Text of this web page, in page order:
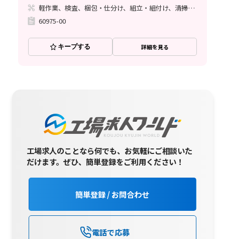
軽作業、検査、梱包・仕分け、組立・組付け、清掃・洗浄
60975-00
キープする 詳細を見る
工場求人のことなら何でも、お気軽にご相談いた
だけます。ぜひ、簡単登録をご利用ください！
簡単登録 / お問合わせ
電話で応募